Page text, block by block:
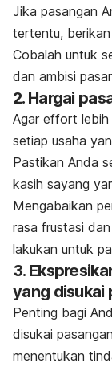
Jika pasangan
tertentu,
Cobalah untuk
dan ambisi
2. Hargai
Agar effort
setiap usaha
Pastikan Anda
kasih sayang
Mengabaikan
rasa frustasi dan
lakukan untuk
3.
yang disukai
Penting bagi
disukai
menentukan